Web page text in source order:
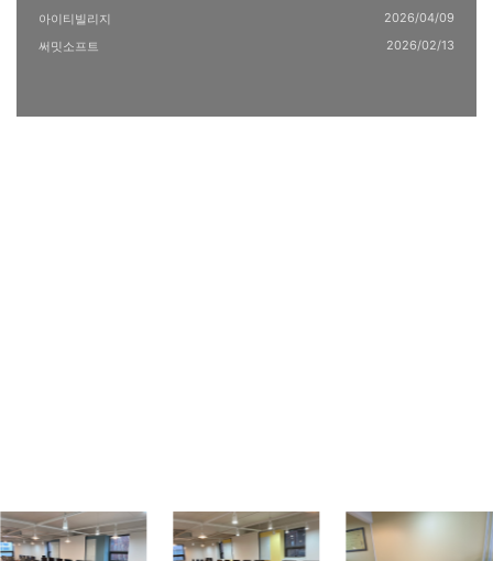
아이티빌리지
2026/04/09
써밋소프트
2026/02/13